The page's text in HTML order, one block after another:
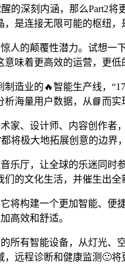
的深刻内涵，那么
是连接无限可能的枢纽，
人的颠覆性潜力。试想
味着更高效的运营，更低
造业的🔥智能生产线，
海量用户数据，从📘而
家、设计师、内容创作
将极大地拓展创意的边界
乐厅，让全球的乐迷同
的文化生活，并催生出全
将构建一个更加智能、
高效和舒适。
所有智能设备，从灯光
远程诊断和健康监测🙂将